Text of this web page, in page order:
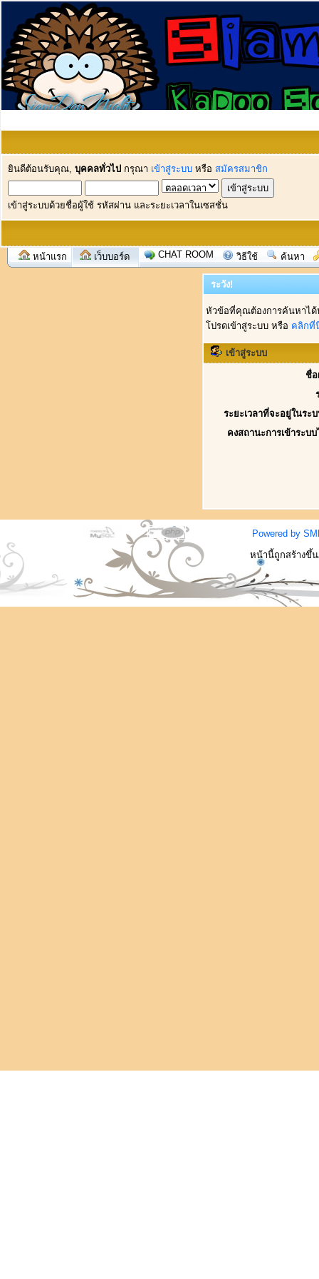
ยินดีต้อนรับคุณ, บุคคลทั่วไป กรุณา เข้าสู่ระบบ หรือ สมัครสมาชิก
เข้าสู่ระบบด้วยชื่อผู้ใช้ รหัสผ่าน และระยะเวลาในเซสชั่น
หน้าแรก เว็บบอร์ด CHAT ROOM วิธีใช้ ค้นหา
ระวัง!
หัวข้อที่คุณต้องการค้นหาไ
โปรดเข้าสู่ระบบ หรือ คลิกที่
เข้าสู่ระบบ
ชื่อ
ระยะเวลาที่จะอยู่ในระ
คงสถานะการเข้าระบ
Powered by
หน้านี้ถูกสร้างขึ้น